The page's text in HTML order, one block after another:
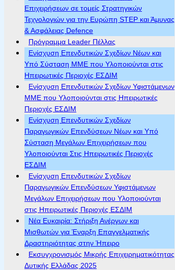
Επιχειρήσεων σε τομείς Στρατηγικών
Τεχνολογιών για την Ευρώπη STEP και Άμυνας
& Ασφάλειας Defence
Πρόγραμμα Leader Πέλλας
Ενίσχυση Επενδυτικών Σχεδίων Νέων και
Υπό Σύσταση ΜΜΕ που Υλοποιούνται στις
Ηπειρωτικές Περιοχές ΕΣΔΙΜ
Ενίσχυση Επενδυτικών Σχεδίων Υφιστάμενων
ΜΜΕ που Υλοποιούνται στις Ηπειρωτικές
Περιοχές ΕΣΔΙΜ
Ενίσχυση Επενδυτικών Σχεδίων
Παραγωγικών Επενδύσεων Νέων και Υπό
Σύσταση Μεγάλων Επιχειρήσεων που
Υλοποιούνται Στις Ηπειρωτικές Περιοχές
ΕΣΔΙΜ
Ενίσχυση Επενδυτικών Σχεδίων
Παραγωγικών Επενδύσεων Υφιστάμενων
Μεγάλων Επιχειρήσεων που Υλοποιούνται
στις Ηπειρωτικές Περιοχές ΕΣΔΙΜ
Νέα Ευκαιρία: Στήριξη Ανέργων και
Μισθωτών για Έναρξη Επαγγελματικής
Δραστηριότητας στην Ήπειρο
Εκσυγχρονισμός Μικρής Επιχειρηματικότητας
Δυτικής Ελλάδας 2025